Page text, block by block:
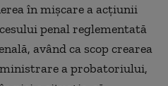
în mișcare a acțiunii
penal reglementată
având ca scop crearea
a probatoriului,